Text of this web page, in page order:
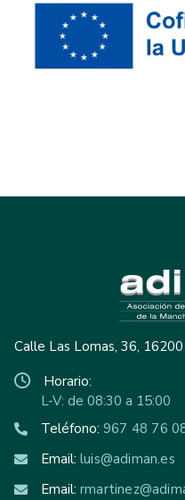
Calle Las Lomas, 36,
Horario:
L-V: de 08:30 a 15:00
Teléfono: 967 48 76
Email: luis@adiman.es
Email: